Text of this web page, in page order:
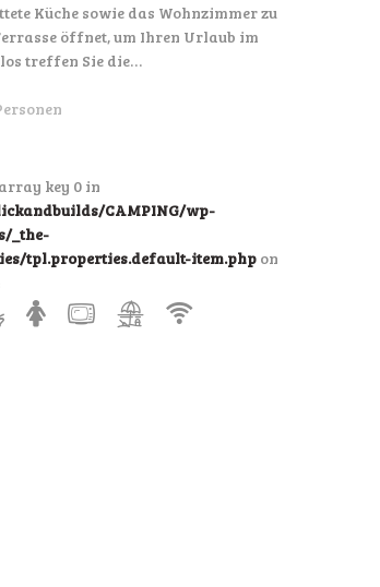
Küche sowie das Wohnzimmer zu
öffnet, um Ihren Urlaub im
treffen Sie die…
key 0 in
CAMPING/wp-
_the-
tpl.properties.default-item.php on